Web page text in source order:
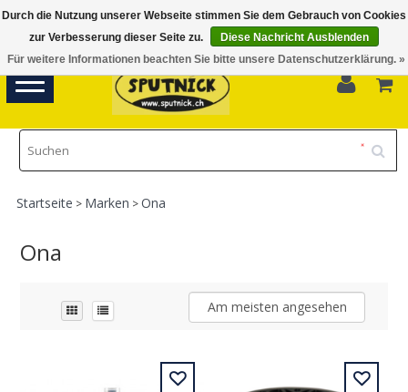
Di-Fr 11.00 - 18.30, Sa 10.00 - 16.00
Toggle
navigation
0
Startseite > Marken >Ona
Ona
Am meisten angesehen
Durch die Nutzung unserer Webseite stimmen Sie dem Gebrauch von Cookies
zur Verbesserung dieser Seite zu.
Diese Nachricht Ausblenden
Für weitere Informationen beachten Sie bitte unsere Datenschutzerklärung. »